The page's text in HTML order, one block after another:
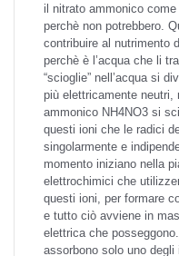
il nitrato ammonico
perchè non potrebbero.
contribuire al nutrimento
perchè è l’acqua che li
“scioglie” nell’acqua si
più elettricamente
ammonico NH4NO3 si
questi ioni che le radici
singolarmente e
momento iniziano nella
elettrochimici che
questi ioni, per formare
e tutto ciò avviene in
elettrica che
assorbono solo uno